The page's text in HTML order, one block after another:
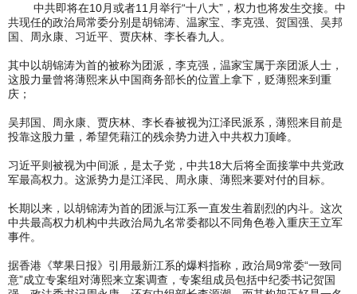
中共即将在10月或者11月举行“十八大”，权力也将发生交接。中
共现任的政治局常委分别是胡锦涛、温家宝、李克强、贺国强、吴邦
国、周永康、习近平、贾庆林、李长春九人。
其中以胡锦涛为首的被称为团派，李克强，温家宝属于亲团派人士，
这股力量曾将薄熙来从中国商务部长的位置上拿下，贬薄熙来到重
庆；
吴邦国、周永康、贾庆林、李长春被视为江泽民派系，薄熙来目前是
投靠这股力量，希望凭藉江的残余势力进入中共权力顶峰。
习近平则被视为中间派，是太子党，中共18大后将全面接掌中共党政
军最高权力。这派势力是江泽民、周永康、薄熙来要对付的目标。
长期以来，以胡锦涛为首的团派与江系一直发生着剧烈的内斗。这次
中共最高权力机构中共政治局九名常委都以不同角色卷入重庆王立军
事件。
据香港《苹果日报》引用最新江系的爆料指称，政治局9常委“一致同
意”成立专案组对薄熙来立案调查，专案组成员包括中纪委书记贺国